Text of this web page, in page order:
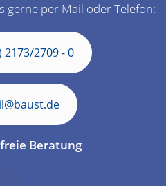
gerne per Mail oder Telefon:
2173/2709 - 0
Beratung